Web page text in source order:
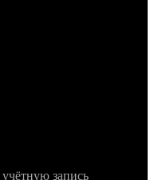
запись